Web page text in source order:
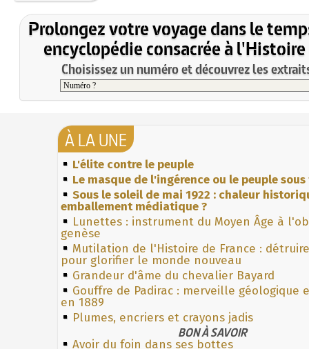
Prolongez votre voyage dans le
encyclopédie consacrée à l'Histoire
Choisissez un numéro et découvrez les
À LA UNE
L'élite contre le peuple
Le masque de l'ingérence ou le peuple
Sous le soleil de mai 1922 : chaleur
emballement médiatique ?
Lunettes : instrument du Moyen Âge à
genèse
Mutilation de l'Histoire de France :
pour glorifier le monde nouveau
Grandeur d'âme du chevalier Bayard
Gouffre de Padirac : merveille géologique
en 1889
Plumes, encriers et crayons jadis
BON À SAVOIR
Avoir du foin dans ses bottes